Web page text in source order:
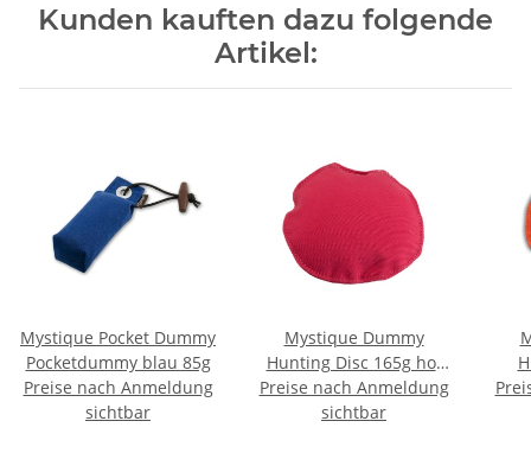
Kunden kauften dazu folgende
Artikel:
Mystique Pocket Dummy
Pocketdummy blau 85g
Preise nach Anmeldung
sichtbar
Mystique Dummy
Hunting Disc 165g hot
pink
Preise nach Anmeldung
sichtbar